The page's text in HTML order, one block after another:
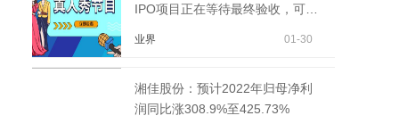
IPO项目正在等待最终验收，可转
业界 01-30
湘佳股份：预计2022年归母净利
润同比涨308.9%至425.73%